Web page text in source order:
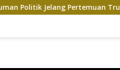
Pertemuan Trump dan Xi